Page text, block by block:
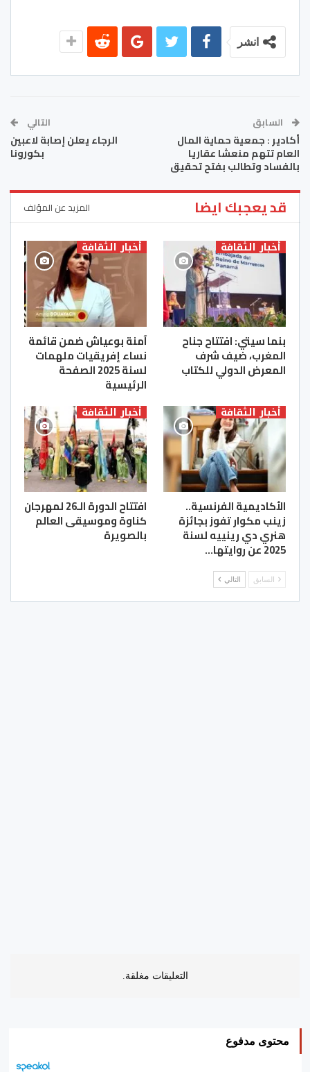
انشر
السابق
أكادير : جمعية حماية المال
العام تتهم منعشا عقاريا
بالفساد وتطالب بفتح تحقيق
التالي
الرجاء يعلن إصابة لاعبين
بكورونا
قد يعجبك ايضا المزيد عن المؤلف
أخبار الثقافة
بنما سيتي: افتتاح جناح
المغرب، ضيف شرف
المعرض الدولي للكتاب
أخبار الثقافة
آمنة بوعياش ضمن قائمة
نساء إفريقيات ملهمات
لسنة 2025 الصفحة
الرئيسية
أخبار الثقافة
الأكاديمية الفرنسية..
زينب مكوار تفوز بجائزة
هنري دي رينييه لسنة
2025 عن روايتها…
أخبار الثقافة
افتتاح الدورة الـ26 لمهرجان
كناوة وموسيقى العالم
بالصويرة
السابق التالي
التعليقات مغلقة.
محتوى مدفوع